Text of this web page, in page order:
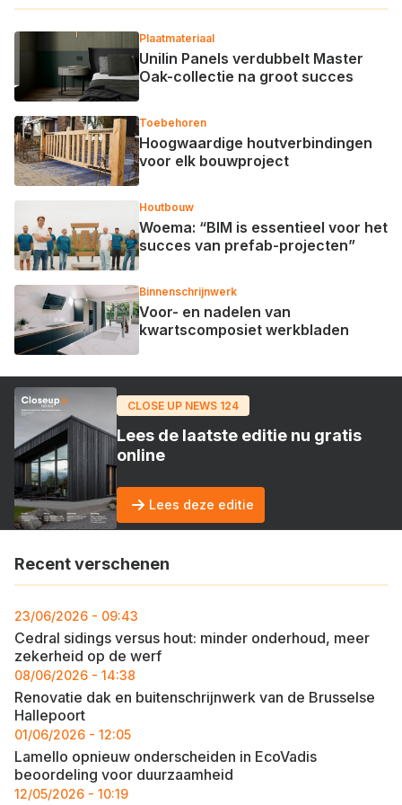
Plaatmateriaal
Unilin Panels verdubbelt Master
Oak-collectie na groot succes
Toebehoren
Hoogwaardige houtverbindingen
voor elk bouwproject
Houtbouw
Woema: “BIM is essentieel voor het
succes van prefab-projecten”
Binnenschrijnwerk
Voor- en nadelen van
kwartscomposiet werkbladen
CLOSE UP NEWS 124
Lees de laatste editie nu gratis
online
Lees deze editie
Recent verschenen
23/06/2026 - 09:43
Cedral sidings versus hout: minder onderhoud, meer
zekerheid op de werf
08/06/2026 - 14:38
Renovatie dak en buitenschrijnwerk van de Brusselse
Hallepoort
01/06/2026 - 12:05
Lamello opnieuw onderscheiden in EcoVadis
beoordeling voor duurzaamheid
12/05/2026 - 10:19